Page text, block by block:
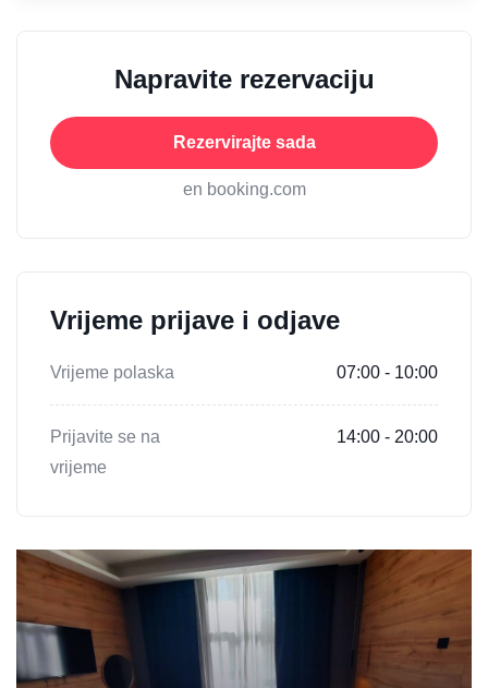
Napravite rezervaciju
Rezervirajte sada
en booking.com
Vrijeme prijave i odjave
Vrijeme polaska 07:00 - 10:00
Prijavite se na
vrijeme
14:00 - 20:00